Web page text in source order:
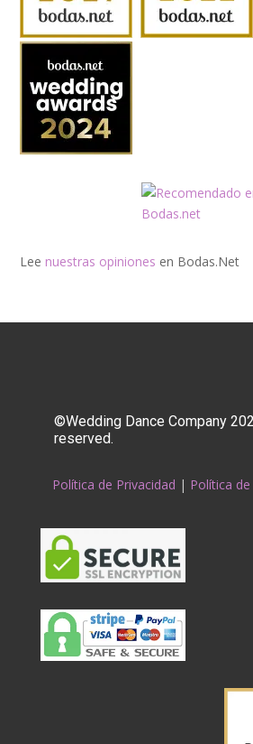
Lee nuestras opiniones en Bodas.Net
©Wedding Dance Company
reserved.
Política de Privacidad | Política